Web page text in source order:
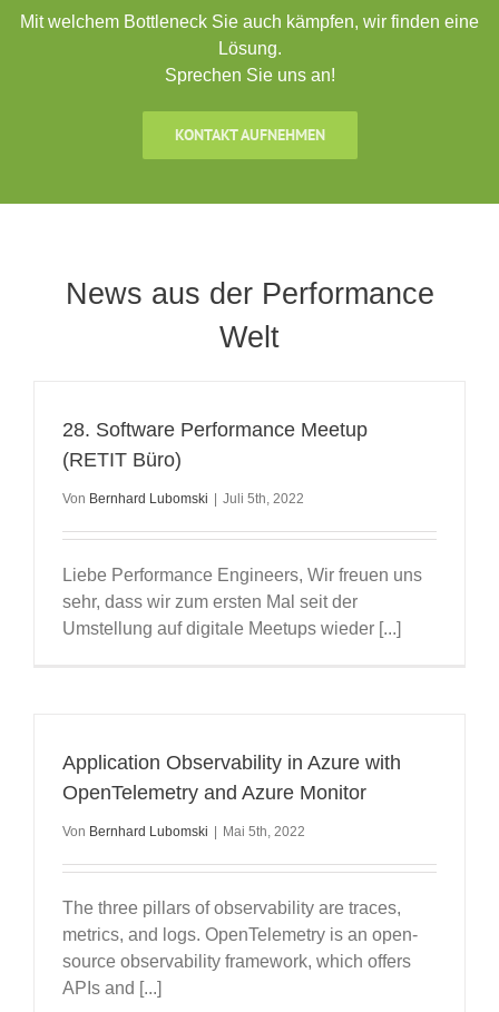
Mit welchem Bottleneck Sie auch kämpfen, wir finden eine
Lösung.
Sprechen Sie uns an!
KONTAKT AUFNEHMEN
News aus der Performance
Welt
28. Software Performance Meetup
(RETIT Büro)
Von Bernhard Lubomski Juli 5th, 2022
Liebe Performance Engineers, Wir freuen uns
sehr, dass wir zum ersten Mal seit der
Umstellung auf digitale Meetups wieder [...]
Application Observability in Azure with
OpenTelemetry and Azure Monitor
Von Bernhard Lubomski Mai 5th, 2022
The three pillars of observability are traces,
metrics, and logs. OpenTelemetry is an open-
source observability framework, which offers
APIs and [...]